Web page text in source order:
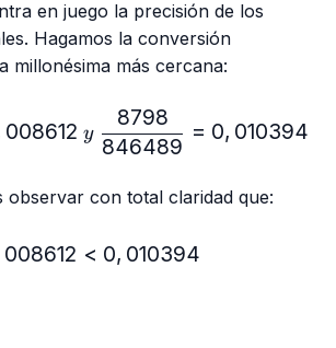
en juego la precisión de los
Hagamos la conversión
millonésima más cercana:
008612 y 846489
8798
= 0, 010394
observar con total claridad que:
0,008612 < 0,010394
008612 < 0, 010394